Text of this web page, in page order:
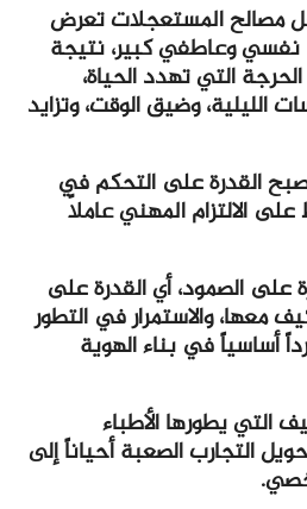
مصالح المستعجلات تعرض
نفسي وعاطفي كبير، نتيجة
التي تهدد الحياة،
الليلية، وضيق الوقت، وتزايد
القدرة على التحكم في
الالتزام المهني عاملاً
على الصمود، أي القدرة على
معها، والاستمرار في التطور
أساسياً في بناء الهوية
التي يطورها الأطباء
التجارب الصعبة أحياناً إلى